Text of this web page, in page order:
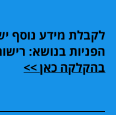
לקבלת מידע נוסף
הפניות בנושא:
בהקלקה כאן >>